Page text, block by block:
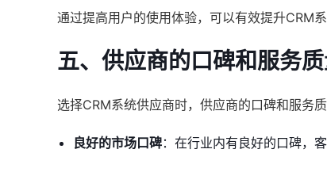
通过提高用户的使用体验，可以有效提升CRM
五、供应商的口碑和服务
选择CRM系统供应商时，供应商的口碑和服务
良好的市场口碑：在行业内有良好的口碑，客